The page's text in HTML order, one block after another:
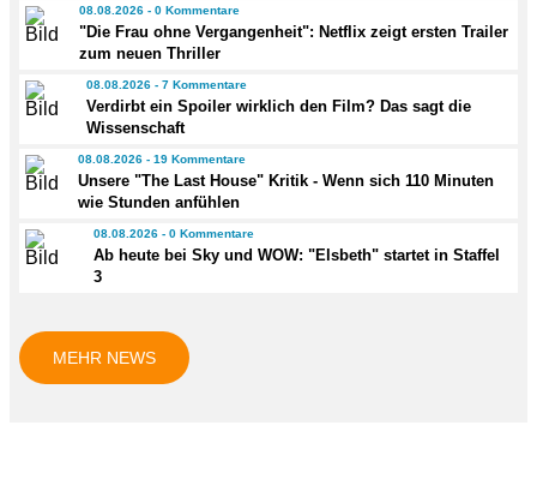
08.08.2026 - 0 Kommentare
"Die Frau ohne Vergangenheit": Netflix zeigt ersten Trailer
zum neuen Thriller
08.08.2026 - 7 Kommentare
Verdirbt ein Spoiler wirklich den Film? Das sagt die
Wissenschaft
08.08.2026 - 19 Kommentare
Unsere "The Last House" Kritik - Wenn sich 110 Minuten
wie Stunden anfühlen
08.08.2026 - 0 Kommentare
Ab heute bei Sky und WOW: "Elsbeth" startet in Staffel
3
MEHR NEWS